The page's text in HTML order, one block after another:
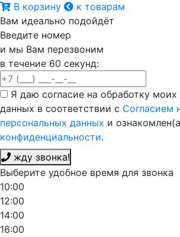
В корзину
к товарам
Вам идеально подойдёт
Введите номер
и мы Вам перезвоним
в течение 60 секунд:
Я даю согласие на обработку моих
данных в соответствии с Согласием
персональных данных и
конфиденциальности.
жду звонка!
Выберите удобное время для звонка
10:00
12:00
14:00
16:00